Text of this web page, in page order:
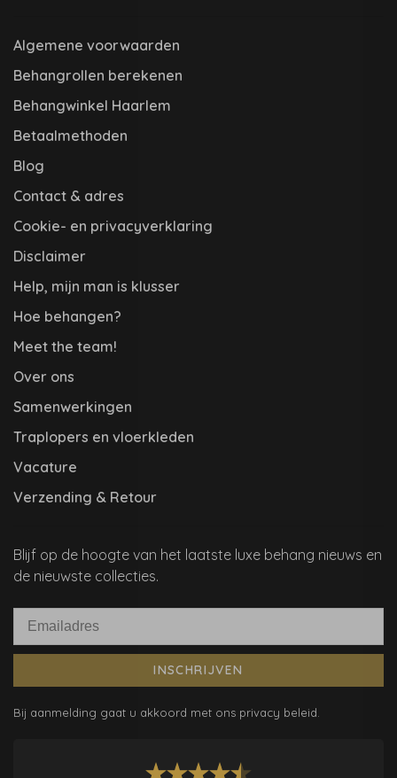
Algemene voorwaarden
Behangrollen berekenen
Behangwinkel Haarlem
Betaalmethoden
Blog
Contact & adres
Cookie- en privacyverklaring
Disclaimer
Help, mijn man is klusser
Hoe behangen?
Meet the team!
Over ons
Samenwerkingen
Traplopers en vloerkleden
Vacature
Verzending & Retour
Blijf op de hoogte van het laatste luxe behang nieuws en
de nieuwste collecties.
INSCHRIJVEN
Bij aanmelding gaat u akkoord met ons privacy beleid.